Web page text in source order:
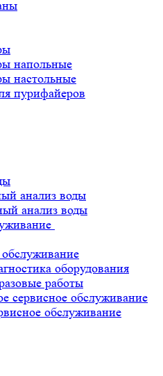
напольные
настольные
пурифайеров
анализ воды
анализ воды
оборудования
работы
сервисное обслуживание
обслуживание